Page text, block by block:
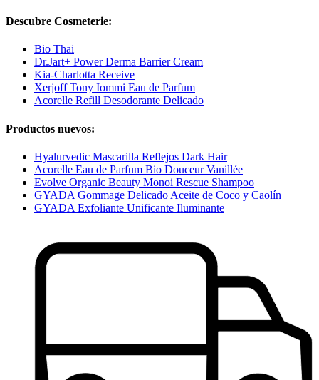
Descubre Cosmeterie:
Bio Thai
Dr.Jart+ Power Derma Barrier Cream
Kia-Charlotta Receive
Xerjoff Tony Iommi Eau de Parfum
Acorelle Refill Desodorante Delicado
Productos nuevos:
Hyalurvedic Mascarilla Reflejos Dark Hair
Acorelle Eau de Parfum Bio Douceur Vanillée
Evolve Organic Beauty Monoi Rescue Shampoo
GYADA Gommage Delicado Aceite de Coco y Caolín
GYADA Exfoliante Unificante Iluminante